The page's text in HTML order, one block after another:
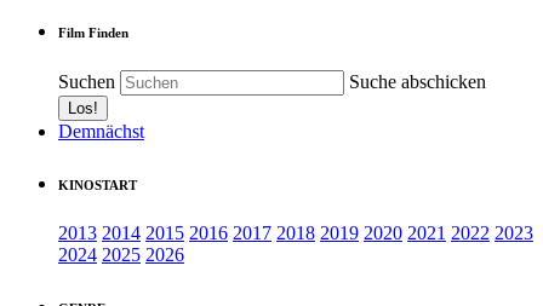
Film Finden
Suchen Suche abschicken
Demnächst
KINOSTART
2013 2014 2015 2016 2017 2018 2019 2020 2021 2022 2023
2024 2025 2026